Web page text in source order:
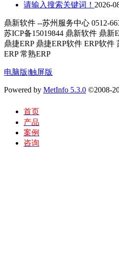
请输入搜索关键词！ 2026-
鼎新软件 --苏州服务中心 0512-
苏ICP备15019844 鼎新软件 鼎新
鼎捷ERP 鼎捷ERP软件 ERP软件
ERP 常熟ERP
电脑版|触屏版
Powered by MetInfo 5.3.0 ©2008-
首页
产品
案例
咨询